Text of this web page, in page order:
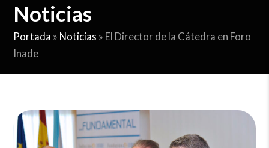
Noticias
Portada » Noticias » El Director de la Cátedra en Foro
Inade